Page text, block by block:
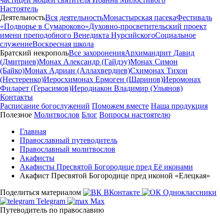
Настоятель
ДеятельностьВся деятельностьМонастырская пасекаФестиваль
«Подворье в Сумароково»Духовно-просветительский проект
имени преподобного Венедикта НурсийскогоСоциальное
служениеВоскресная школа
Братский некропольВсе захороненияАрхимандрит Давид
(Дмитриев)Монах Александр (Гайдэу)Монах Симон
(Байко)Монах Адриан (Аллахвердиев)Схимонах Тихон
(Нестеренко)Иеросхимонах Ермоген (Шаринов)Иеромонах
Филарет (Герасимов)Иеродиакон Владимир (Ульянов)
Контакты
Расписание богослужений Поможем вместе Наша продукция
Полезное Молитвослов Блог Вопросы настоятелю
Главная
Православный путеводитель
Православный молитвослов
Акафисты
Акафисты Пресвятой Богородице пред Её иконами
Акафист Пресвятой Богородице пред иконой «Елецкая»
Поделиться материалом
ВКонтакте
Одноклассники
Telegram
Max
Путеводитель по православию